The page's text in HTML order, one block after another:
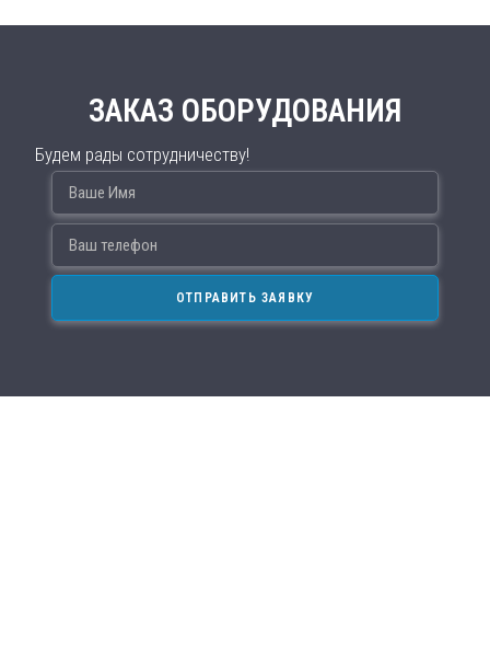
ЗАКАЗ ОБОРУДОВАНИЯ
Будем рады сотрудничеству!